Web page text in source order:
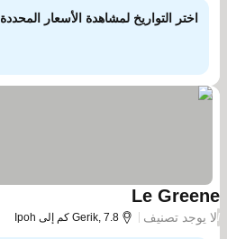
اختر التواريخ لمشاهدة الأسعار المحددة
Le Greene
/لا يوجد تصنيف Gerik, 7.8 كم إلى Ipoh